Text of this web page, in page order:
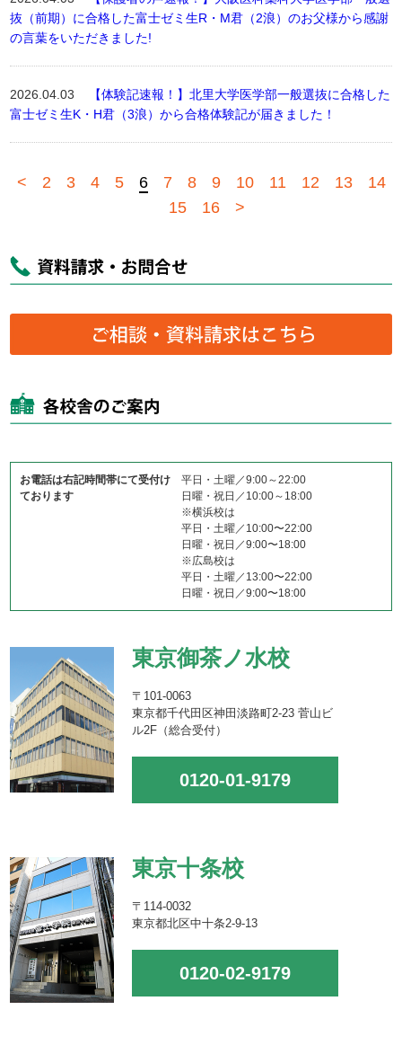
抜（前期）に合格した富士ゼミ生R・M君（2浪）のお父様から感謝
の言葉をいただきました!
2026.04.03
【体験記速報！】北里大学医学部一般選抜に合格した
富士ゼミ生K・H君（3浪）から合格体験記が届きました！
< 2 3 4 5 6 7 8 9 10 11 12 13
14
15
16 >
お電話は右記時間帯にて受付け
ております
平日・土曜／9:00～22:00
日曜・祝日／10:00～18:00
※横浜校は
平日・土曜／10:00〜22:00
日曜・祝日／9:00〜18:00
※広島校は
平日・土曜／13:00〜22:00
日曜・祝日／9:00〜18:00
東京御茶ノ水校
〒101-0063
東京都千代田区神田淡路町2-23 菅山ビ
ル2F（総合受付）
0120-01-9179
東京十条校
〒114-0032
東京都北区中十条2-9-13
0120-02-9179